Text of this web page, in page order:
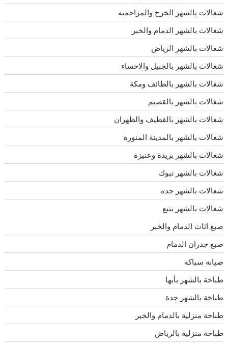
شغالات بالشهر الخرج والمزاحميه
شغالات بالشهر الدمام والخبر
شغالات بالشهر الرياض
شغالات بالشهر بالجبيل والاحساء
شغالات بالشهر بالطائف ومكة
شغالات بالشهر بالقصيم
شغالات بالشهر بالقطيف والظهران
شغالات بالشهر بالمدينة المنورة
شغالات بالشهر بريدة وعنيزة
شغالات بالشهر تبوك
شغالات بالشهر جده
شغالات بالشهر ينبع
صبغ اثاث الدمام والخبر
صبغ جدران الدمام
صيانه سباكه
طباخة بالشهر بأبها
طباخة بالشهر جدة
طباخة منزلية بالدمام والخبر
طباخة منزلية بالرياض